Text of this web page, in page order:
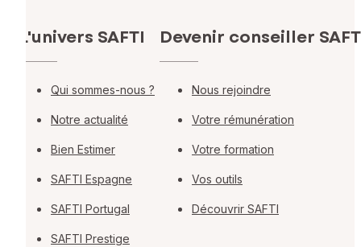
L'univers SAFTI
Qui sommes-nous ?
Notre actualité
Bien Estimer
SAFTI Espagne
SAFTI Portugal
SAFTI Prestige
Devenir conseiller
Nous rejoindre
Votre rémunération
Votre formation
Vos outils
Découvrir SAFTI